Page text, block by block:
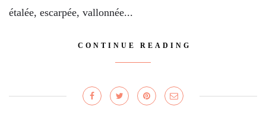
étalée, escarpée, vallonnée...
CONTINUE READING